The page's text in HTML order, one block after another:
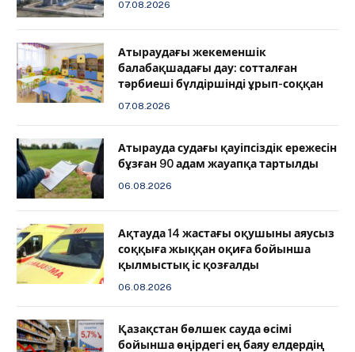
07.08.2026
Атыраудағы жекеменшік
балабақшадағы дау: сотталған
тәрбиеші бүлдіршінді ұрып-соққан
07.08.2026
Атырауда судағы қауіпсіздік ережесін
бұзған 90 адам жауапқа тартылды
06.08.2026
Ақтауда 14 жастағы оқушыны аяусыз
соққыға жыққан оқиға бойынша
қылмыстық іс қозғалды
06.08.2026
Қазақстан бөлшек сауда өсімі
бойынша өңірдегі ең баяу елдердің